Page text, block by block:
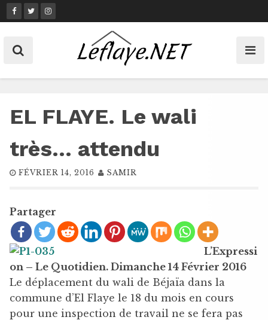
Skip
to
EL FLAYE. Le wali
très… attendu
FÉVRIER 14, 2016 SAMIR
Partager
L’Expressi
on – Le Quotidien. Dimanche 14 Février 2016
Le déplacement du wali de Béjaïa dans la
commune d’El Flaye le 18 du mois en cours
pour une inspection de travail ne se fera pas